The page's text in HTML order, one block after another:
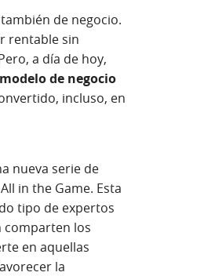
de negocio.
rentable sin
a día de hoy,
de negocio
incluso, en
en ventana nueva)
nueva serie de
in the Game. Esta
tipo de expertos
comparten los
en aquellas
la